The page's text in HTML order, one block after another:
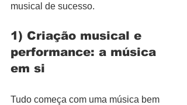
musical de sucesso.
1) Criação musical e
performance: a música
em si
Tudo começa com uma música bem